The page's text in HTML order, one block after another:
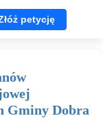
petycję
Gminy Dobra